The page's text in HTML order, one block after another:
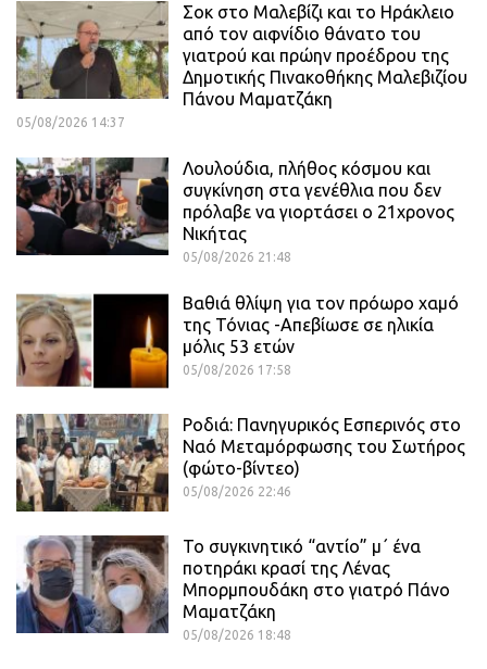
Σοκ στο Μαλεβίζι και το Ηράκλειο
από τον αιφνίδιο θάνατο του
γιατρού και πρώην προέδρου της
Δημοτικής Πινακοθήκης Μαλεβιζίου
Πάνου Μαματζάκη
05/08/2026 14:37
Λουλούδια, πλήθος κόσμου και
συγκίνηση στα γενέθλια που δεν
πρόλαβε να γιορτάσει ο 21χρονος
Νικήτας
05/08/2026 21:48
Βαθιά θλίψη για τον πρόωρο χαμό
της Τόνιας -Απεβίωσε σε ηλικία
μόλις 53 ετών
05/08/2026 17:58
Ροδιά: Πανηγυρικός Εσπερινός στο
Ναό Μεταμόρφωσης του Σωτήρος
(φώτο-βίντεο)
05/08/2026 22:46
Το συγκινητικό “αντίο” μ΄ ένα
ποτηράκι κρασί της Λένας
Μπορμπουδάκη στο γιατρό Πάνο
Μαματζάκη
05/08/2026 18:48